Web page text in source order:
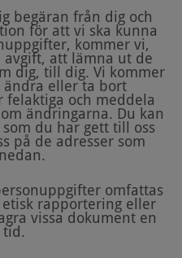
begäran från dig och
för att vi ska kunna
kommer vi,
att lämna ut de
dig, till dig. Vi kommer
ändra eller ta bort
felaktiga och meddela
ändringarna. Du kan
du har gett till oss
på de adresser som
omfattas
rapportering eller
vissa dokument en
tid.